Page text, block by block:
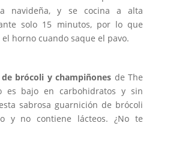
navideña, y se cocina a alta
solo 15 minutos, por lo que
horno cuando saque el pavo.
de brócoli y champiñones de The
es bajo en carbohidratos y sin
sabrosa guarnición de brócoli
y no contiene lácteos. ¿No te